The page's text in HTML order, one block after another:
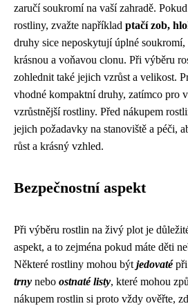
zaručí soukromí na vaší zahradě.
rostliny, zvažte například ptačí zob,
druhy sice neposkytují úplné
krásnou a voňavou clonu. Při výběru
zohlednit také jejich vzrůst a velikost.
vhodné kompaktní druhy, zatímco pro
vzrůstnější rostliny. Před nákupem
jejich požadavky na stanoviště a péči,
růst a krásný vzhled.
Bezpečnostní aspekt
Při výběru rostlin na živý plot je
aspekt, a to zejména pokud máte děti
Některé rostliny mohou být jedovatépři
trny nebo ostnaté listy, které mohou
nákupem rostlin si proto vždy ověřte,